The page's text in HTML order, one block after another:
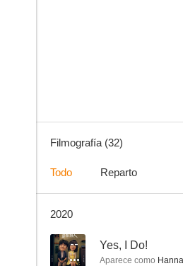
7.1
Filmografía (32)
Todo Reparto
2020
-- Yes, I Do!
Aparece como